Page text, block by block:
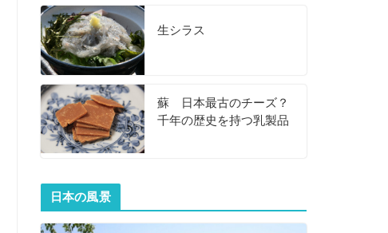
生シラス
蘇 日本最古のチーズ？
千年の歴史を持つ乳製品
日本の風景